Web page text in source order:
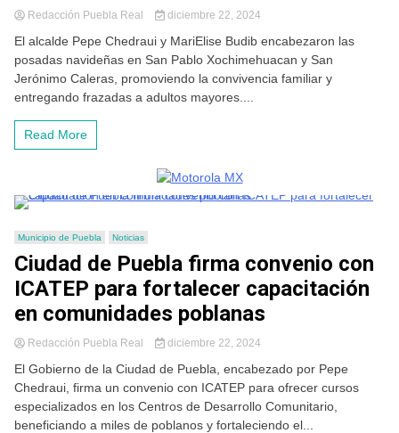
Redacción Puebla Real diciembre 22, 2024
El alcalde Pepe Chedraui y MariElise Budib encabezaron las
posadas navideñas en San Pablo Xochimehuacan y San
Jerónimo Caleras, promoviendo la convivencia familiar y
entregando frazadas a adultos mayores....
Read More
Municipio de Puebla Noticias
Ciudad de Puebla firma convenio con
ICATEP para fortalecer capacitación
en comunidades poblanas
Redacción Puebla Real diciembre 22, 2024
El Gobierno de la Ciudad de Puebla, encabezado por Pepe
Chedraui, firma un convenio con ICATEP para ofrecer cursos
especializados en los Centros de Desarrollo Comunitario,
beneficiando a miles de poblanos y fortaleciendo el...